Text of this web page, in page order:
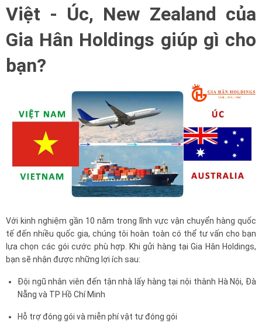
Việt - Úc, New Zealand của
Gia Hân Holdings giúp gì cho
bạn?
Với kinh nghiệm gần 10 năm trong lĩnh vực vận chuyển hàng quốc
tế đến nhiều quốc gia, chúng tôi hoàn toàn có thể tư vấn cho bạn
lựa chọn các gói cước phù hợp. Khi gửi hàng tại Gia Hân Holdings,
bạn sẽ nhận được những lợi ích sau:
Đội ngũ nhân viên đến tận nhà lấy hàng tại nội thành Hà Nội, Đà
Nẵng và TP Hồ Chí Minh
Hỗ trợ đóng gói và miễn phí vật tư đóng gói